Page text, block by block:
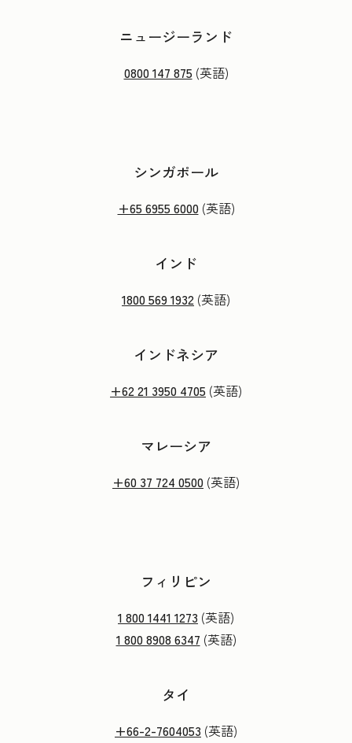
ニュージーランド
0800 147 875 (英語)
シンガポール
+65 6955 6000(英語)
インド
1800 569 1932 (英語)
インドネシア
+62 21 3950 4705 (英語)
マレーシア
+60 37 724 0500 (英語)
フィリピン
1 800 1441 1273 (英語)
1 800 8908 6347 (英語)
タイ
+66-2-7604053 (英語)